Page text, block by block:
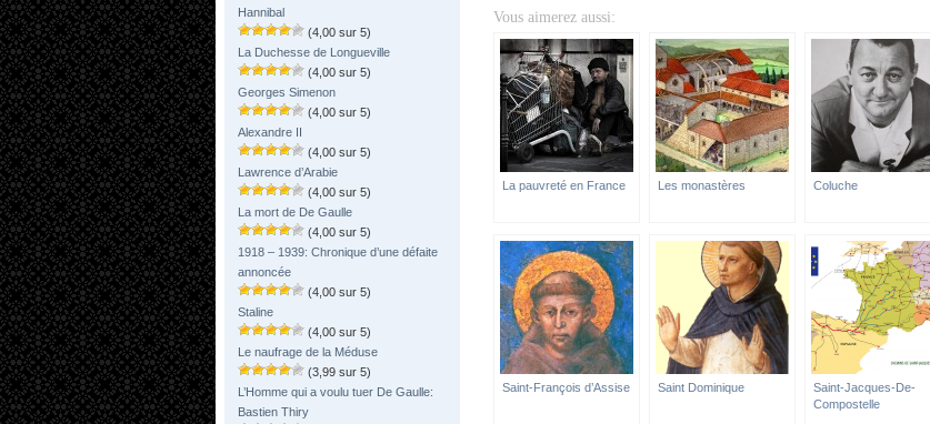
Hannibal
(4,00 sur 5)
La Duchesse de Longueville
(4,00 sur 5)
Georges Simenon
(4,00 sur 5)
Alexandre II
(4,00 sur 5)
Lawrence d’Arabie
(4,00 sur 5)
La mort de De Gaulle
(4,00 sur 5)
1918 – 1939: Chronique d’une défaite
annoncée
(4,00 sur 5)
Staline
(4,00 sur 5)
Le naufrage de la Méduse
(3,99 sur 5)
L’Homme qui a voulu tuer De Gaulle:
Bastien Thiry
Vous aimerez aussi:
La pauvreté en France Les monastères Coluche
Saint-François d’Assise Saint Dominique
Saint-Jacques-De-
Compostelle